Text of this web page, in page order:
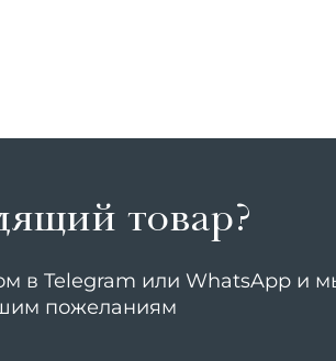
товар?
в Telegram или WhatsApp и
пожеланиям